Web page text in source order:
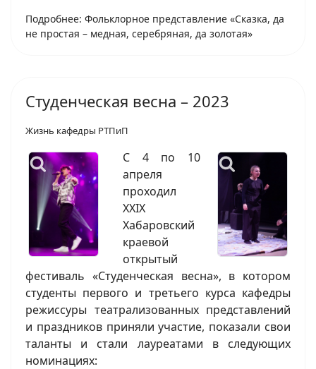
Подробнее: Фольклорное представление «Сказка, да
не простая – медная, серебряная, да золотая»
Студенческая весна – 2023
Жизнь кафедры РТПиП
С 4 по 10
апреля
проходил
XXIX
Хабаровский
краевой
открытый
фестиваль «Студенческая весна», в котором
студенты первого и третьего курса кафедры
режиссуры театрализованных представлений
и праздников приняли участие, показали свои
таланты и стали лауреатами в следующих
номинациях: